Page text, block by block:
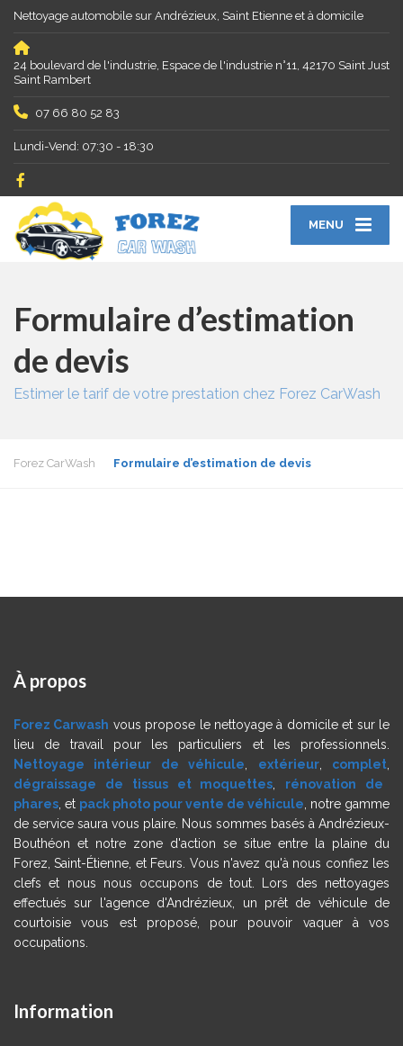
Nettoyage automobile sur Andrézieux, Saint Etienne et à domicile
24 boulevard de l'industrie, Espace de l'industrie n°11, 42170 Saint Just
Saint Rambert
07 66 80 52 83
Lundi-Vend: 07:30 - 18:30
MENU
Formulaire d’estimation
de devis
Estimer le tarif de votre prestation chez Forez CarWash
Forez CarWash Formulaire d’estimation de devis
À propos
Forez Carwash vous propose le nettoyage à domicile et sur le
lieu de travail pour les particuliers et les professionnels.
Nettoyage intérieur de véhicule
extérieur, complet
dégraissage de tissus et moquettes
rénovation de
phares , et pack photo pour vente de véhicule , notre gamme
de service saura vous plaire. Nous sommes basés à Andrézieux-
Bouthéon et notre zone d'action se situe entre la plaine du
Forez, Saint-Étienne, et Feurs. Vous n'avez qu'à nous confiez les
clefs et nous nous occupons de tout. Lors des nettoyages
effectués sur l'agence d'Andrézieux, un prêt de véhicule de
courtoisie vous est proposé, pour pouvoir vaquer à vos
occupations.
Information